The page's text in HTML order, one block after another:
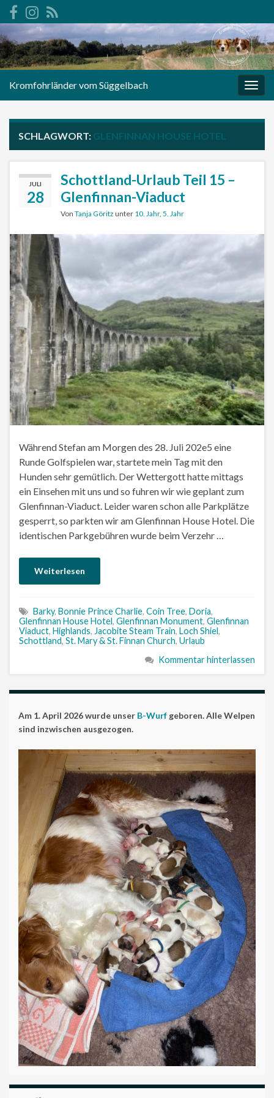
Kromfohrländer vom Süggelbach
SCHLAGWORT: GLENFINNAN HOUSE HOTEL
JULI
28
Schottland-Urlaub Teil 15 –
Glenfinnan-Viaduct
Von Tanja Göritz unter 10. Jahr, 5. Jahr
Während Stefan am Morgen des 28. Juli 202e5 eine
Runde Golfspielen war, startete mein Tag mit den
Hunden sehr gemütlich. Der Wettergott hatte mittags
ein Einsehen mit uns und so fuhren wir wie geplant zum
Glenfinnan-Viaduct. Leider waren schon alle Parkplätze
gesperrt, so parkten wir am Glenfinnan House Hotel. Die
identischen Parkgebühren wurde beim Verzehr …
Weiterlesen
Barky, Bonnie Prince Charlie, Coin Tree, Doria,
Glenfinnan House Hotel, Glenfinnan Monument, Glenfinnan
Viaduct, Highlands, Jacobite Steam Train, Loch Shiel,
Schottland, St. Mary & St. Finnan Church, Urlaub
Kommentar hinterlassen
Am 1. April 2026 wurde unser B-Wurf geboren. Alle Welpen
sind inzwischen ausgezogen.